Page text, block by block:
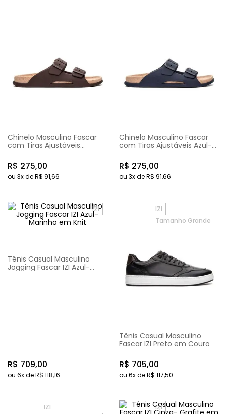
Chinelo Masculino Fascar
com Tiras Ajustáveis
R$ 275,00
ou 3x deR$ 91,66
Chinelo Masculino Fascar
com Tiras Ajustáveis Azul-
R$ 275,00
ou 3x deR$ 91,66
IZI
Tênis Casual Masculino
Jogging Fascar IZI Azul-
R$ 709,00
ou 6x deR$ 118,16
IZI
Tamanho Grande
Tênis Casual Masculino
Fascar IZI Preto em Couro
R$ 705,00
ou 6x deR$ 117,50
IZI
IZI